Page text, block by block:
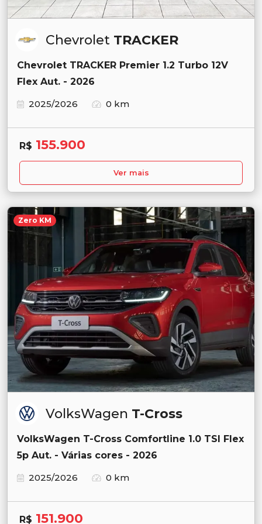
Chevrolet TRACKER
Chevrolet TRACKER Premier 1.2 Turbo 12V
Flex Aut. - 2026
2025/2026
0 km
R$ 155.900
Ver mais
Zero KM
VolksWagen T-Cross
VolksWagen T-Cross Comfortline 1.0 TSI Flex
5p Aut. - Várias cores - 2026
2025/2026
0 km
R$ 151.900